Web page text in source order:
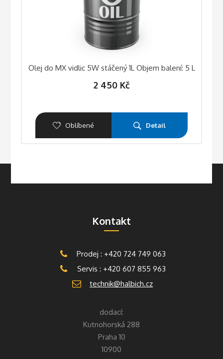
Olej do MX vidlic 5W stáčený 1L Objem balení: 5 L
2 450 Kč
Oblíbené Detail
Kontakt
Prodej : +420 724 749 063
Servis : +420 607 855 963
technik@halbich.cz
dodací:
Kutnohorská 288
Praha 10
10900